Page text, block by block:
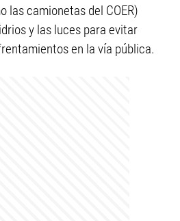
las camionetas del COER)
y las luces para evitar
en la vía pública.